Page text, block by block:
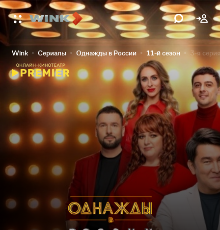
Wink Сериалы Однажды в России 11-й сезон 3-я